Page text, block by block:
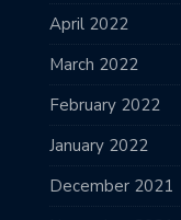
April 2022
March 2022
February 2022
January 2022
December 2021